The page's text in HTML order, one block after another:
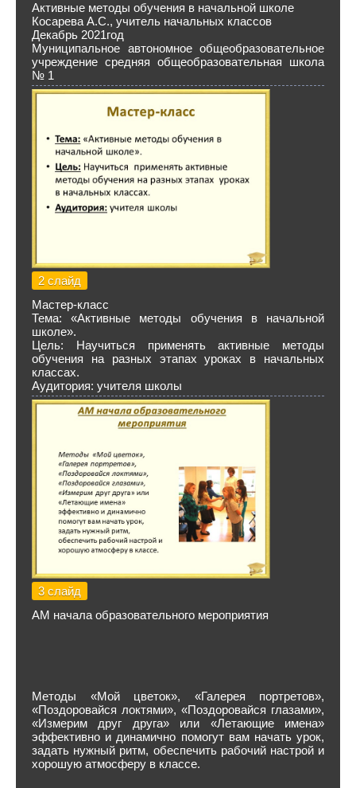
Активные методы обучения в начальной школе
Косарева А.С., учитель начальных классов
Декабрь 2021год
Муниципальное автономное общеобразовательное
учреждение средняя общеобразовательная школа
№ 1
2 слайд
Мастер-класс
Тема: «Активные методы обучения в начальной
школе».
Цель: Научиться применять активные методы
обучения на разных этапах уроках в начальных
классах.
Аудитория: учителя школы
3 слайд
АМ начала образовательного мероприятия
Методы «Мой цветок», «Галерея портретов»,
«Поздоровайся локтями», «Поздоровайся глазами»,
«Измерим друг друга» или «Летающие имена»
эффективно и динамично помогут вам начать урок,
задать нужный ритм, обеспечить рабочий настрой и
хорошую атмосферу в классе.